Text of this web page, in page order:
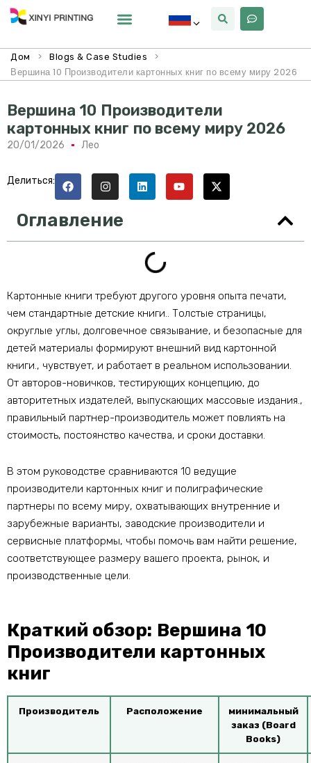
Дом > Blogs & Case Studies
>
Вершина 10 Производители картонных книг по всему миру 2026
Вершина 10 Производители
картонных книг по всему миру 2026
20/01/2026 Лео
Делиться:
Оглавление
Картонные книги требуют другого уровня опыта печати,
чем стандартные детские книги.. Толстые страницы,
округлые углы, долговечное связывание, и безопасные для
детей материалы формируют внешний вид картонной
книги., чувствует, и работает в реальном использовании.
От авторов-новичков, тестирующих концепцию, до
авторитетных издателей, выпускающих массовые издания.,
правильный партнер-производитель может повлиять на
стоимость, постоянство качества, и сроки доставки.
В этом руководстве сравниваются 10 ведущие
производители картонных книг и полиграфические
партнеры по всему миру, охватывающих внутренние и
зарубежные варианты, заводские производители и
сервисные платформы, чтобы помочь вам найти решение,
соответствующее размеру вашего проекта, рынок, и
производственные цели.
Краткий обзор: Вершина 10
Производители картонных
книг
Производитель Расположение
минимальный
заказ (Board
Books)